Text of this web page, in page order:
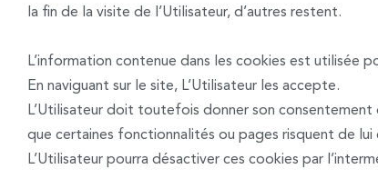
la fin de la visite de l’Utilisateur, d’autres restent.
L’information contenue dans les cookies est utilisée
En naviguant sur le site, L’Utilisateur les accepte.
L’Utilisateur doit toutefois donner son
que certaines fonctionnalités ou pages risquent de lui
L’Utilisateur pourra désactiver ces cookies par